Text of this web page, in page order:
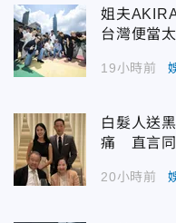
姐夫
台灣便當
19小時前
白髮人送
痛 直言同
20小時前